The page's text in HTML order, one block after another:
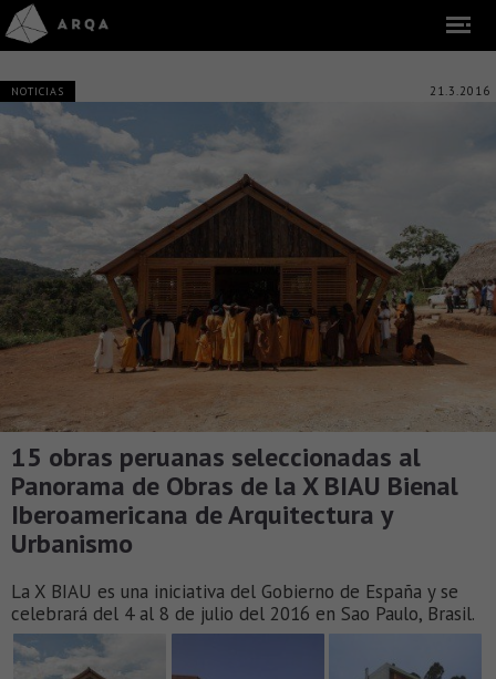
NOTICIAS 21.3.2016
15 obras peruanas seleccionadas al
Panorama de Obras de la X BIAU Bienal
Iberoamericana de Arquitectura y
Urbanismo
La X BIAU es una iniciativa del Gobierno de España y se
celebrará del 4 al 8 de julio del 2016 en Sao Paulo, Brasil.